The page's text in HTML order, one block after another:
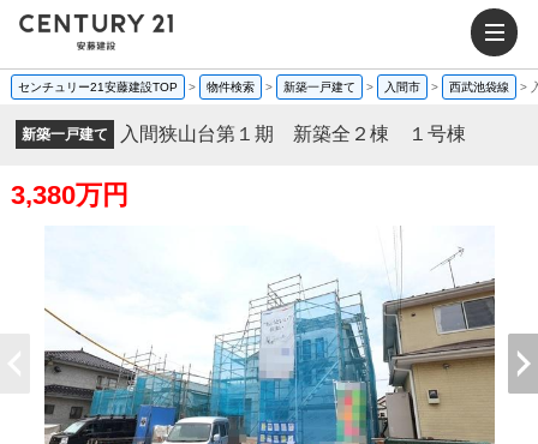
センチュリー21安藤建設TOP > 物件検索 > 新築一戸建て > 入間市 > 西武池袋線 >
新築一戸建て 入間狭山台第１期 新築全２棟 １号棟
3,380万円